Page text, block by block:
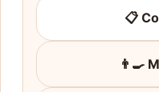
📋
👨‍🍳